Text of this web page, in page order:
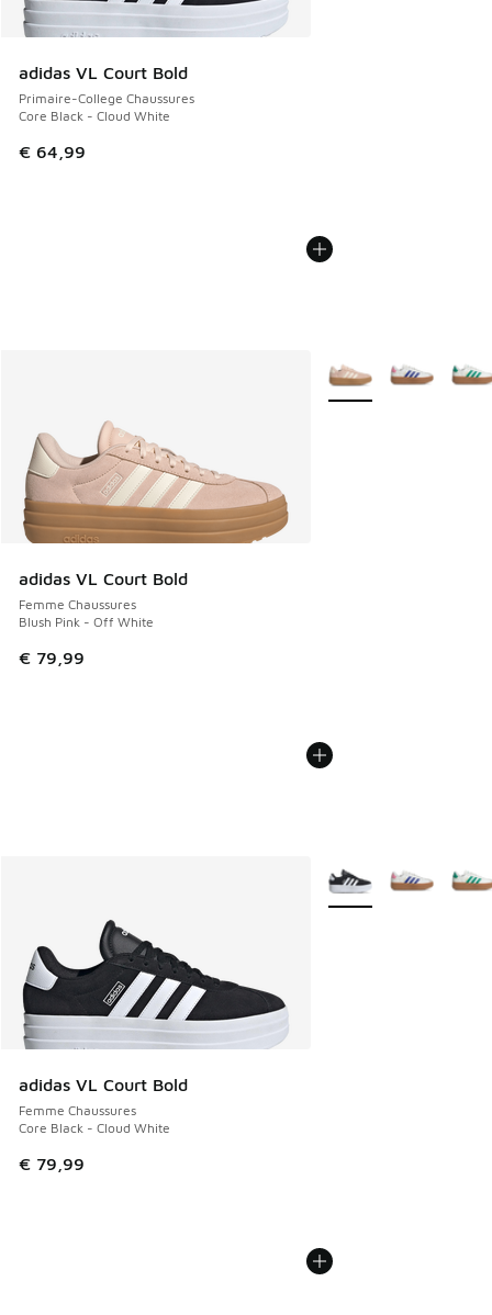
adidas VL Court Bold
Primaire-College Chaussures
Core Black - Cloud White
€ 64,99
adidas VL Court Bold
Femme Chaussures
Blush Pink - Off White
€ 79,99
Plus de couleurs
adidas VL Court Bold
Femme Chaussures
Core Black - Cloud White
€ 79,99
Plus de couleurs